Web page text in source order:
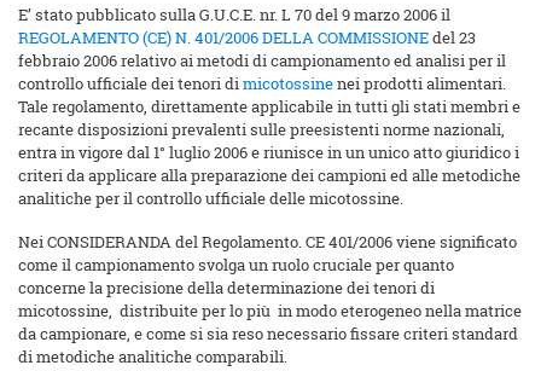
E’ stato pubblicato sulla G.U.C.E. nr. L 70 del 9 marzo 2006 il
REGOLAMENTO (CE) N. 401/2006 DELLA COMMISSIONEdel 23
febbraio 2006 relativo ai metodi di campionamento ed analisi per il
controllo ufficiale dei tenori dimicotossinenei prodotti alimentari.
Tale regolamento, direttamente applicabile in tutti gli stati membri e
recante disposizioni prevalenti sulle preesistenti norme nazionali,
entra in vigore dal 1° luglio 2006 e riunisce in un unico atto giuridico i
criteri da applicare alla preparazione dei campioni ed alle metodiche
analitiche per il controllo ufficiale delle micotossine.
Nei CONSIDERANDA del Regolamento. CE 401/2006 viene significato
come il campionamento svolga un ruolo cruciale per quanto
concerne la precisione della determinazione dei tenori di
micotossine, distribuite per lo più in modo eterogeneo nella matrice
da campionare, e come si sia reso necessario fissare criteri standard
di metodiche analitiche comparabili.